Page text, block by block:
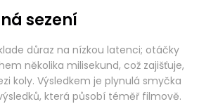
sezení
důraz na nízkou latenci; otáčky
několika milisekund, což zajišťuje,
koly. Výsledkem je plynulá smyčka
která působí téměř filmově.